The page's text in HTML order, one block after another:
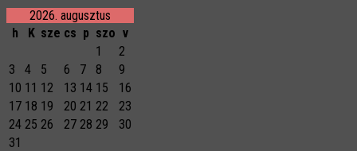
2026. augusztus
h
K sze cs p szo v
1
2
3
4 5 6 7 8
9
10 11 12 13 14 15
16
17 18 19 20 21 22
23
24 25 26 27 28 29
30
31